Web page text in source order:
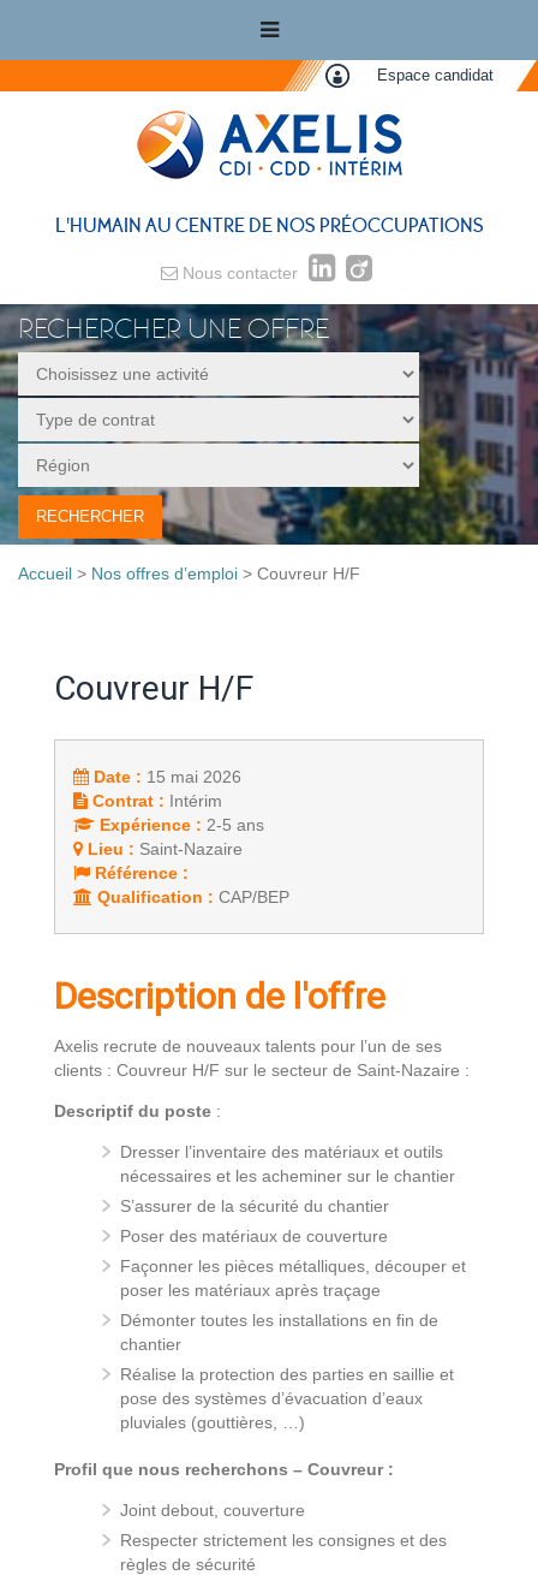
Espace candidat
L'HUMAIN AU CENTRE DE NOS PRÉOCCUPATIONS
Nous contacter
RECHERCHER UNE OFFRE
Accueil > Nos offres d’emploi > Couvreur H/F
Couvreur H/F
Date : 15 mai 2026
Contrat : Intérim
Expérience : 2-5 ans
Lieu : Saint-Nazaire
Référence :
Qualification : CAP/BEP
Description de l'offre
Axelis recrute de nouveaux talents pour l’un de ses
clients : Couvreur H/F sur le secteur de Saint-Nazaire :
Descriptif du poste :
Dresser l’inventaire des matériaux et outils
nécessaires et les acheminer sur le chantier
S’assurer de la sécurité du chantier
Poser des matériaux de couverture
Façonner les pièces métalliques, découper et
poser les matériaux après traçage
Démonter toutes les installations en fin de
chantier
Réalise la protection des parties en saillie et
pose des systèmes d’évacuation d’eaux
pluviales (gouttières, …)
Profil que nous recherchons – Couvreur :
Joint debout, couverture
Respecter strictement les consignes et des
règles de sécurité